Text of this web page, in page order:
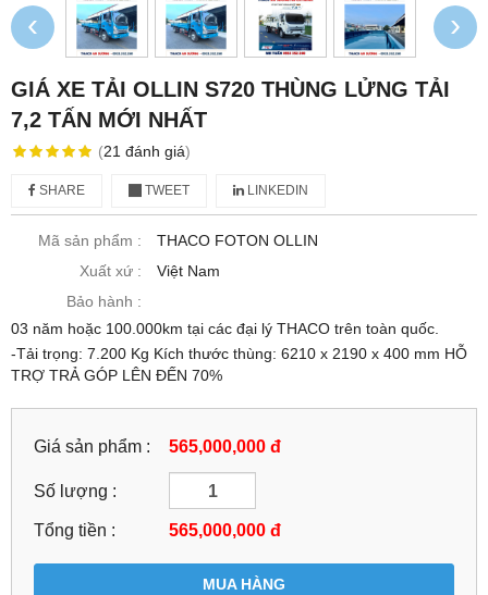
‹ ›
GIÁ XE TẢI OLLIN S720 THÙNG LỬNG TẢI
7,2 TẤN MỚI NHẤT
(21 đánh giá)
SHARE TWEET LINKEDIN
Mã sản phẩm :
THACO FOTON OLLIN
Xuất xứ :
Việt Nam
Bảo hành :
03 năm hoặc 100.000km tại các đại lý THACO trên toàn quốc.
-Tải trọng: 7.200 Kg Kích thước thùng: 6210 x 2190 x 400 mm HỖ
TRỢ TRẢ GÓP LÊN ĐẾN 70%
Giá sản phẩm : 565,000,000 đ
Số lượng :
Tổng tiền : 565,000,000 đ
MUA HÀNG